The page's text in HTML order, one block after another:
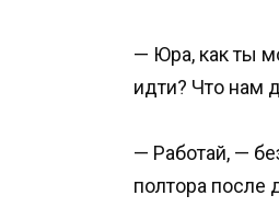
— Юра, как ты
идти? Что нам
— Работай, —
полтора после